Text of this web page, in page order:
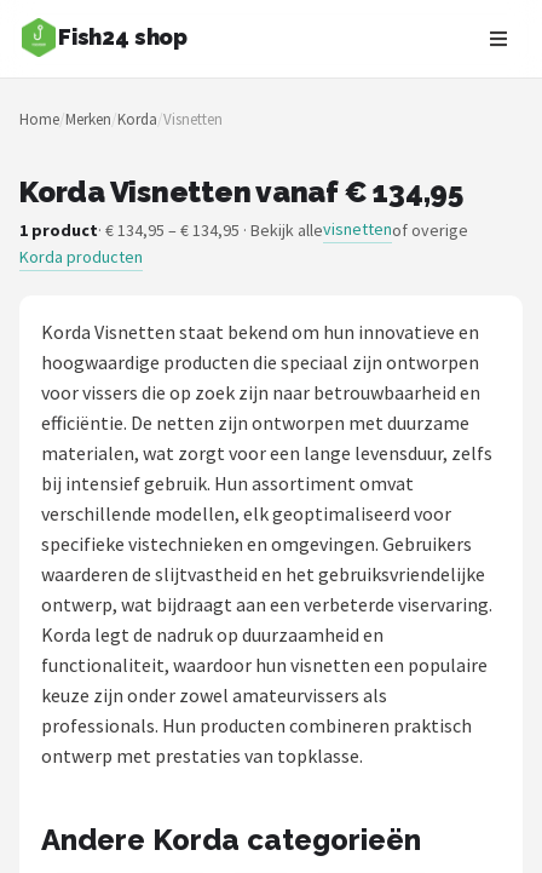
Fish24 shop
Zoeken
NAVIGATIE
Merken
Hengelsoorten
Hengels
Dobbers
Kunstaas
Shop
POPULAIRE MERKEN
Westin
Korda
Home/Merken/Korda/Visnetten
Korda Visnetten vanaf € 134,95
1 product· € 134,95 – € 134,95 · Bekijk allevisnettenof overige
Korda producten
Korda Visnetten staat bekend om hun innovatieve en
hoogwaardige producten die speciaal zijn ontworpen
voor vissers die op zoek zijn naar betrouwbaarheid en
efficiëntie. De netten zijn ontworpen met duurzame
materialen, wat zorgt voor een lange levensduur, zelfs
bij intensief gebruik. Hun assortiment omvat
verschillende modellen, elk geoptimaliseerd voor
specifieke vistechnieken en omgevingen. Gebruikers
waarderen de slijtvastheid en het gebruiksvriendelijke
ontwerp, wat bijdraagt aan een verbeterde viservaring.
Korda legt de nadruk op duurzaamheid en
functionaliteit, waardoor hun visnetten een populaire
keuze zijn onder zowel amateurvissers als
professionals. Hun producten combineren praktisch
ontwerp met prestaties van topklasse.
Andere Korda categorieën